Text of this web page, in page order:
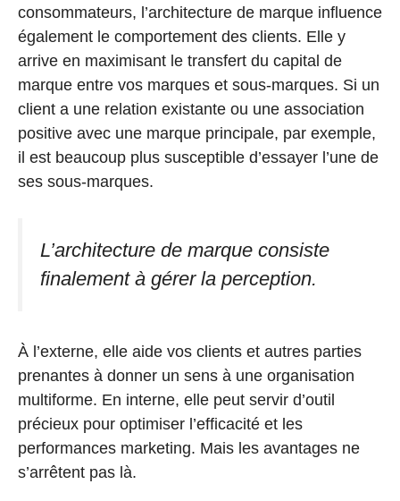
consommateurs, l’architecture de marque influence
également le comportement des clients. Elle y
arrive en maximisant le transfert du capital de
marque entre vos marques et sous-marques. Si un
client a une relation existante ou une association
positive avec une marque principale, par exemple,
il est beaucoup plus susceptible d’essayer l’une de
ses sous-marques.
L’architecture de marque consiste
finalement à gérer la perception.
À l’externe, elle aide vos clients et autres parties
prenantes à donner un sens à une organisation
multiforme. En interne, elle peut servir d’outil
précieux pour optimiser l’efficacité et les
performances marketing. Mais les avantages ne
s’arrêtent pas là.